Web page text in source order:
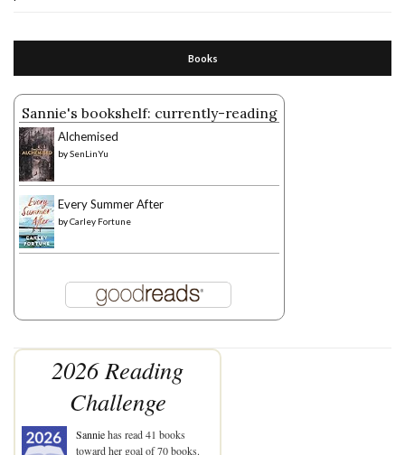
Books
Sannie's bookshelf: currently-reading
Alchemised
bySenLinYu
Every Summer After
byCarley Fortune
2026 Reading
Challenge
Sanniehas read 41 books
toward her goal of 70 books.